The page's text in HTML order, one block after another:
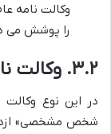
وکالت نامه
را پوشش می
۳.۲. وکالت نامه از پدر به دختر (خاص)
در این نوع
شخص مشخصی»